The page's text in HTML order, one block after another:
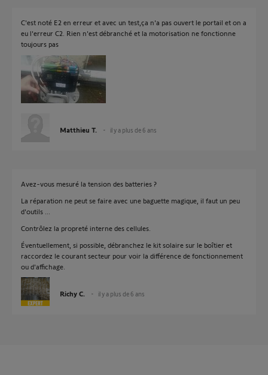
C'est noté E2 en erreur et avec un test,ça n'a pas ouvert le portail et on a
eu l'erreur C2. Rien n'est débranché et la motorisation ne fonctionne
toujours pas
Matthieu T. il y a plus de 6 ans
Avez-vous mesuré la tension des batteries ?
La réparation ne peut se faire avec une baguette magique, il faut un peu
d'outils ...
Contrôlez la propreté interne des cellules.
Éventuellement, si possible, débranchez le kit solaire sur le boîtier et
raccordez le courant secteur pour voir la différence de fonctionnement
ou d'affichage.
Richy C. il y a plus de 6 ans